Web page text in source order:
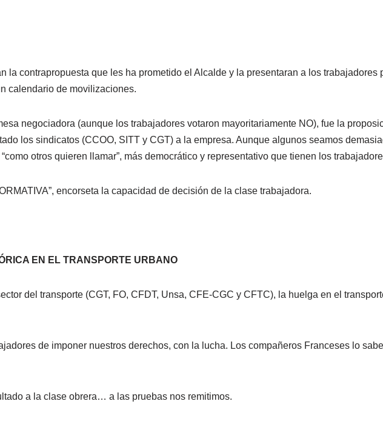
contrapropuesta que les ha prometido el Alcalde y la presentaran a los trabajadores
calendario de movilizaciones.
negociadora (aunque los trabajadores votaron mayoritariamente NO), fue la
los sindicatos (CCOO, SITT y CGT) a la empresa. Aunque algunos seamos
otros quieren llamar”, más democrático y representativo que tienen los
encorseta la capacidad de decisión de la clase trabajadora.
EN EL TRANSPORTE URBANO
del transporte (CGT, FO, CFDT, Unsa, CFE-CGC y CFTC), la huelga en el
de imponer nuestros derechos, con la lucha. Los compañeros Franceses lo
a la clase obrera… a las pruebas nos remitimos.